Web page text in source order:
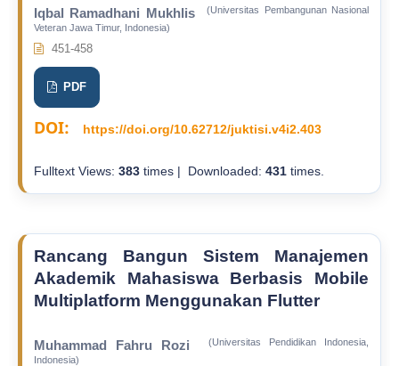
Iqbal Ramadhani Mukhlis
(Universitas Pembangunan Nasional
Veteran Jawa Timur, Indonesia)
451-458
PDF
DOI: https://doi.org/10.62712/juktisi.v4i2.403
Fulltext Views: 383times | Downloaded: 431times.
Rancang Bangun Sistem Manajemen
Akademik Mahasiswa Berbasis Mobile
Multiplatform Menggunakan Flutter
Muhammad Fahru Rozi
(Universitas Pendidikan Indonesia,
Indonesia)